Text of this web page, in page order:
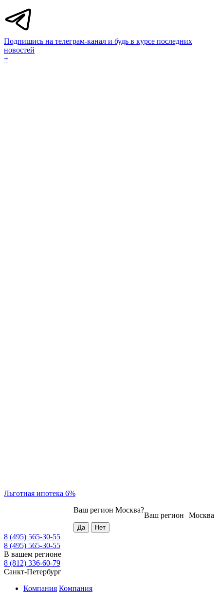
Подпишись на телеграм-канал и будь в курсе последних
новостей
+
Льготная ипотека 6%
Москва
Ваш регион
Ваш регион Москва?
8 (495) 565-30-55
8 (495) 565-30-55
В вашем регионе
8 (812) 336-60-79
Санкт-Петербург
Компания Компания